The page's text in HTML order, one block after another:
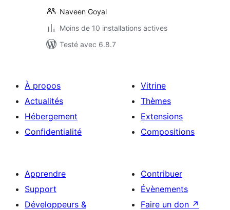
Naveen Goyal
Moins de 10 installations actives
Testé avec 6.8.7
À propos
Actualités
Hébergement
Confidentialité
Vitrine
Thèmes
Extensions
Compositions
Apprendre
Support
Développeurs &
Contribuer
Évènements
Faire un don ↗